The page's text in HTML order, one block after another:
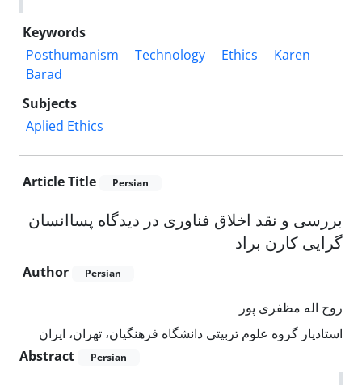
Keywords
Posthumanism
Technology Ethics
Karen
Barad
Subjects
Aplied Ethics
Article Title Persian
بررسی و نقد اخلاق فناوری در دیدگاه پساانسان
گرایی کارن براد
Author Persian
روح اله مظفری پور
استادیار گروه علوم تربیتی دانشگاه فرهنگیان، تهران، ایران
Abstract
Persian